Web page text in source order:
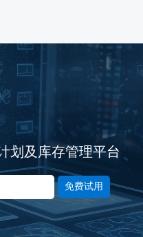
划及库存管理平台
免费试用